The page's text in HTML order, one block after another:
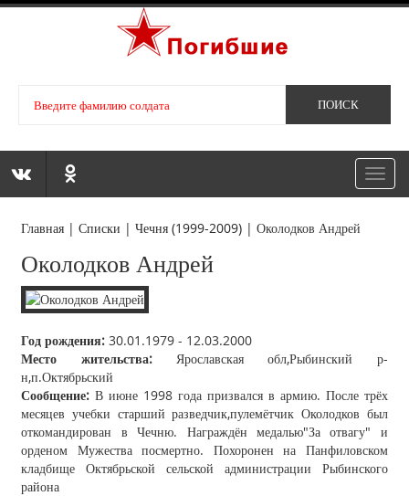
Главная |Списки |Чечня (1999-2009) |Околодков Андрей
Околодков Андрей
Год рождения:30.01.1979 - 12.03.2000
Место жительства: Ярославская обл,Рыбинский р-
н,п.Октябрьский
Сообщение:В июне 1998 года призвался в армию. После трёх
месяцев учебки старший разведчик,пулемётчик Околодков был
откомандирован в Чечню. Награждён медалью"За отвагу" и
орденом Мужества посмертно. Похоронен на Панфиловском
кладбище Октябрьской сельской администрации Рыбинского
района